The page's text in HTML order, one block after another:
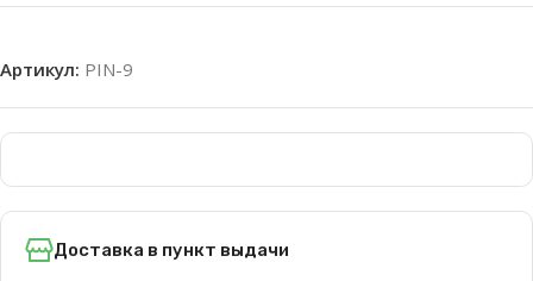
Артикул: PIN-9
Доставка в пункт выдачи